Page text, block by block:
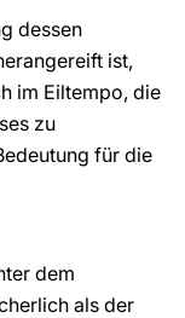
dessen
ist,
im Eiltempo, die
zu
für die
dem
als der